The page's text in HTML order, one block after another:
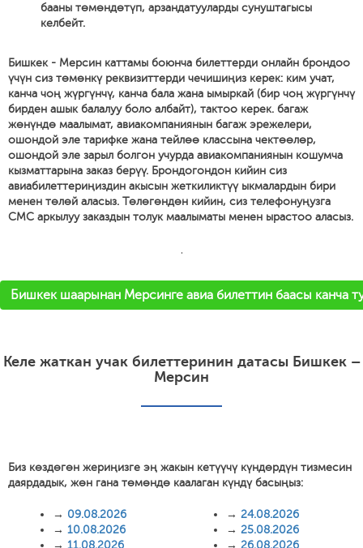
бааны төмөндөтүп, арзандатууларды сунуштагысы
келбейт.
Бишкек - Мерсин каттамы боюнча билеттерди онлайн брондоо
үчүн сиз төмөнкү реквизиттерди чечишиңиз керек: ким учат,
канча чоң жүргүнчү, канча бала жана ымыркай (бир чоң жүргүнчү
бирден ашык балалуу боло албайт), тактоо керек. багаж
жөнүндө маалымат, авиакомпаниянын багаж эрежелери,
ошондой эле тарифке жана тейлөө классына чектөөлөр,
ошондой эле зарыл болгон учурда авиакомпаниянын кошумча
кызматтарына заказ берүү. Брондогондон кийин сиз
авиабилеттериңиздин акысын жеткиликтүү ыкмалардын бири
менен төлөй аласыз. Төлөгөндөн кийин, сиз телефонуңузга
СМС аркылуу заказдын толук маалыматы менен ырастоо аласыз.
'
Бишкек шаарынан Мерсинге авиа билеттин баасы канча
Келе жаткан учак билеттеринин датасы Бишкек –
Мерсин
Биз көздөгөн жериңизге эң жакын кетүүчү күндөрдүн тизмесин
даярдадык, жөн гана төмөндө каалаган күндү басыңыз:
→ 09.08.2026
→ 10.08.2026
→ 11.08.2026
→ 24.08.2026
→ 25.08.2026
→ 26.08.2026